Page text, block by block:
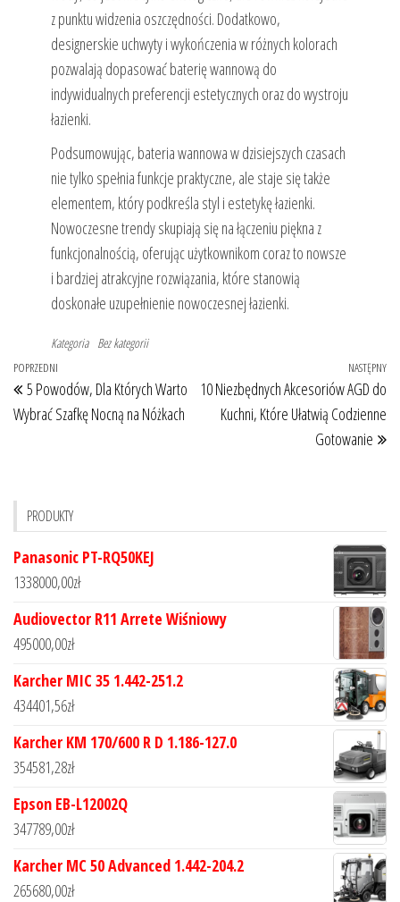
z punktu widzenia oszczędności. Dodatkowo,
designerskie uchwyty i wykończenia w różnych kolorach
pozwalają dopasować baterię wannową do
indywidualnych preferencji estetycznych oraz do wystroju
łazienki.
Podsumowując, bateria wannowa w dzisiejszych czasach
nie tylko spełnia funkcje praktyczne, ale staje się także
elementem, który podkreśla styl i estetykę łazienki.
Nowoczesne trendy skupiają się na łączeniu piękna z
funkcjonalnością, oferując użytkownikom coraz to nowsze
i bardziej atrakcyjne rozwiązania, które stanowią
doskonałe uzupełnienie nowoczesnej łazienki.
Kategoria Bez kategorii
Nawigacja
wpisu
Poprzedni
wpis
POPRZEDNI
5 Powodów, Dla Których Warto
Wybrać Szafkę Nocną na Nóżkach
NASTĘPNY
10 Niezbędnych Akcesoriów AGD do
Kuchni, Które Ułatwią Codzienne
Gotowanie
PRODUKTY
Panasonic PT-RQ50KEJ
1338000,00zł
Audiovector R11 Arrete Wiśniowy
495000,00zł
Karcher MIC 35 1.442-251.2
434401,56zł
Karcher KM 170/600 R D 1.186-127.0
354581,28zł
Epson EB-L12002Q
347789,00zł
Karcher MC 50 Advanced 1.442-204.2
265680,00zł